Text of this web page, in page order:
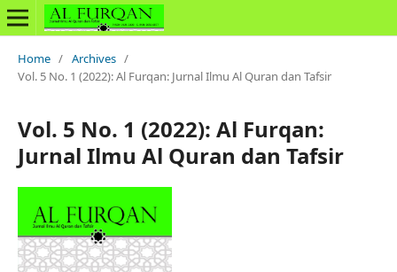
Home / Archives /
Vol. 5 No. 1 (2022): Al Furqan: Jurnal Ilmu Al Quran dan Tafsir
Vol. 5 No. 1 (2022): Al Furqan:
Jurnal Ilmu Al Quran dan Tafsir